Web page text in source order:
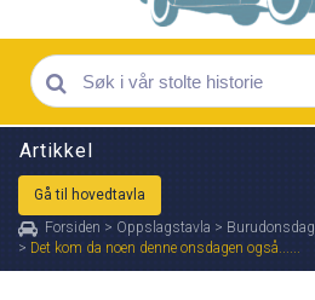
Artikkel
Gå til hovedtavla
Forsiden > Oppslagstavla > Burudonsdag
> Det kom da noen denne onsdagen også......